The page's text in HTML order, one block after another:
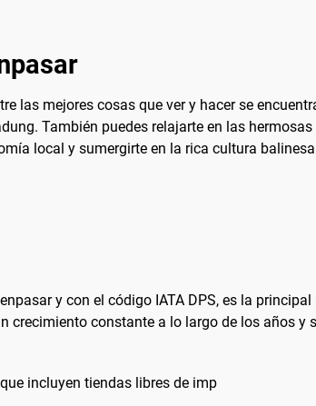
las mejores cosas que ver y hacer se
También puedes relajarte en las
local y sumergirte en la rica cultura
y con el código IATA DPS, es la
crecimiento constante a lo largo de los años y
incluyen tiendas libres de imp